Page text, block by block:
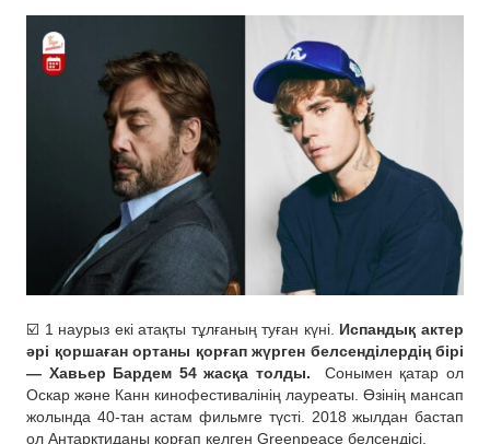
☑️ 1 наурыз екі атақты тұлғаның туған күні. Испандық актер
әрі қоршаған ортаны қорғап жүрген белсенділердің бірі
— Хавьер Бардем 54 жасқа толды.
Сонымен қатар ол
Оскар және Канн кинофестивалінің лауреаты. Өзінің мансап
жолында 40-тан астам фильмге түсті. 2018 жылдан бастап
ол Антарктиданы қорғап келген Greenpeace белсендісі.